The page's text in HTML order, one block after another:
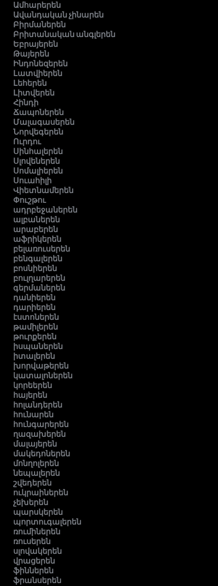
Ամհարերեն
Ավանդական չինարեն
Բիրմաներեն
Բրիտանական անգլերեն
Եբրայերեն
Թայերեն
Ինդոնեզերեն
Լատվիերեն
Լեհերեն
Լիտվերեն
Հինդի
Ճապոներեն
Մալագասերեն
Նորվեգերեն
Ուրդու
Սինհալերեն
Սլովեներեն
Սոմալիերեն
Սուահիլի
Վիետնամերեն
Փուշթու
ադրբեջաներեն
ալբաներեն
արաբերեն
աֆրիկերեն
բելառուսերեն
բենգալերեն
բոսնիերեն
բուլղարերեն
գերմաներեն
դանիերեն
դարիերեն
էստոներեն
թամիլերեն
թուրքերեն
իսպաներեն
իտալերեն
խորվաթերեն
կատալոներեն
կորեերեն
հայերեն
հոլանդերեն
հունարեն
հունգարերեն
ղազախերեն
մալայերեն
մակեդոներեն
մոնղոլերեն
նեպալերեն
շվեդերեն
ուկրաիներեն
չեխերեն
պարսկերեն
պորտուգալերեն
ռումիներեն
ռուսերեն
սլովակերեն
վրացերեն
ֆիններեն
ֆրանսերեն